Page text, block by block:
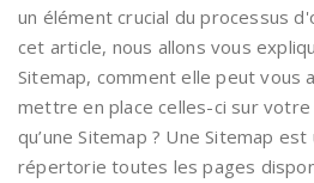
un élément crucial du processus
cet article, nous allons vous
Sitemap, comment elle peut vous
mettre en place celles-ci sur votre
qu’une Sitemap ? Une Sitemap
répertorie toutes les pages